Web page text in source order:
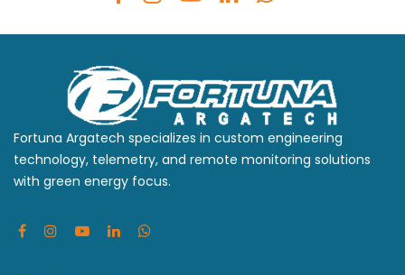
Fortuna Argatech specializes in custom engineering
technology, telemetry, and remote monitoring solutions
with green energy focus.